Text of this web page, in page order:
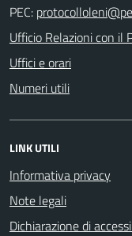
PEC:
Ufficio Relazioni con il
Uffici e orari
Numeri utili
LINK UTILI
Informativa privacy
Note legali
Dichiarazione di